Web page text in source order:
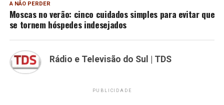
A NÃO PERDER
Moscas no verão: cinco cuidados simples para evitar que
se tornem hóspedes indesejados
Rádio e Televisão do Sul | TDS
PUBLICIDADE